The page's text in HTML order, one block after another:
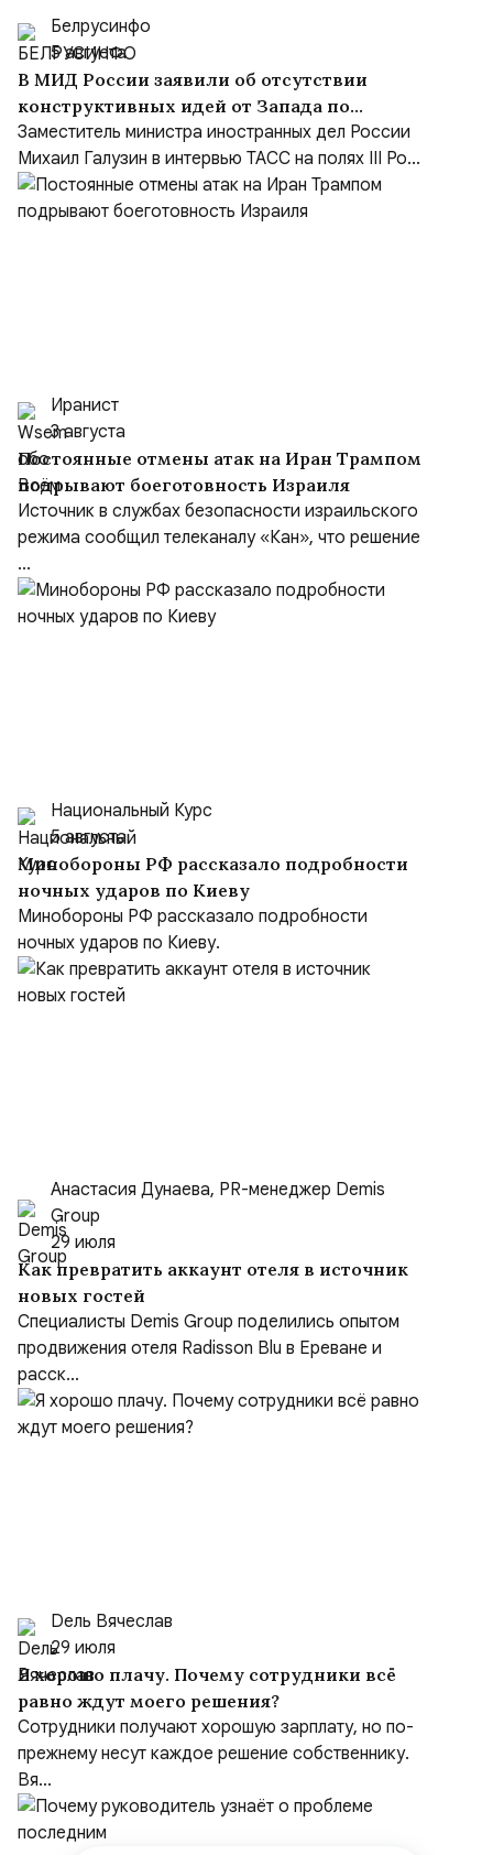
Белрусинфо
5 августа
В МИД России заявили об отсутствии
конструктивных идей от Запада по
Украине и переходе на язык ультиматумов
Заместитель министра иностранных дел России
Михаил Галузин в интервью ТАСС на полях III Ро...
Иранист
3 августа
Постоянные отмены атак на Иран Трампом
подрывают боеготовность Израиля
Источник в службах безопасности израильского
режима сообщил телеканалу «Кан», что решение
...
Национальный Курс
5 августа
Минобороны РФ рассказало подробности
ночных ударов по Киеву
Минобороны РФ рассказало подробности
ночных ударов по Киеву.
Анастасия Дунаева, PR-менеджер Demis
Group
29 июля
Как превратить аккаунт отеля в источник
новых гостей
Специалисты Demis Group поделились опытом
продвижения отеля Radisson Blu в Ереване и
расск...
Dель Вячеслав
29 июля
Я хорошо плачу. Почему сотрудники всё
равно ждут моего решения?
Сотрудники получают хорошую зарплату, но по-
прежнему несут каждое решение собственнику.
Вя...